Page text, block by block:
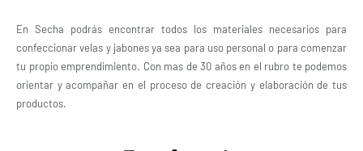
En Secha podrás encontrar todos los materiales necesarios para
confeccionar velas y jabones ya sea para uso personal o para comenzar
tu propio emprendimiento. Con mas de 30 años en el rubro te podemos
orientar y acompañar en el proceso de creación y elaboración de tus
productos.